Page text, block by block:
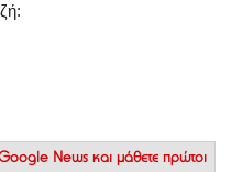
News και μάθετε πρώτοι